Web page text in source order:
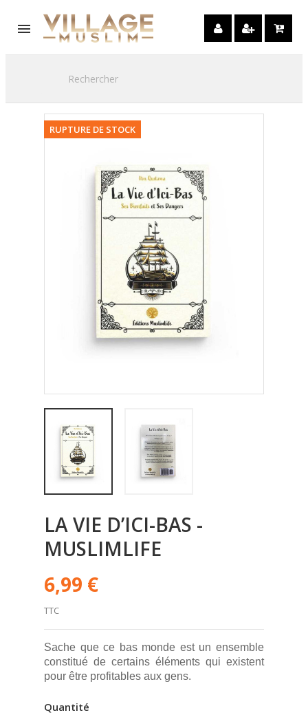

RUPTURE DE STOCK
LA VIE D’ICI-BAS -
MUSLIMLIFE
6,99 €
TTC
Sache que ce bas monde est un ensemble
constitué de certains éléments qui existent
pour être profitables aux gens.
Quantité